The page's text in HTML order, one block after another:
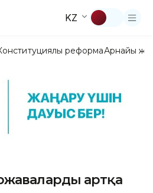
KZ
реформаАрнайы
артқа